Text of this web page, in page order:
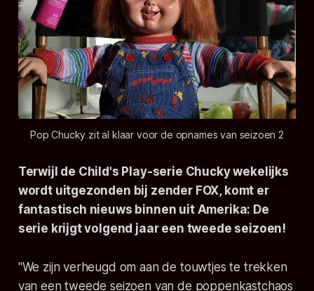
Pop Chucky zit al klaar voor de opnames van seizoen 2
Terwijl de Child's Play-serie Chuckywekelijks
wordt uitgezonden bij zender FOX, komt er
fantastisch nieuws binnen uit Amerika: De
serie krijgt volgend jaar een tweede seizoen!
"We zijn verheugd om aan de touwtjes te trekken
van een tweede seizoen van de poppenkastchaos